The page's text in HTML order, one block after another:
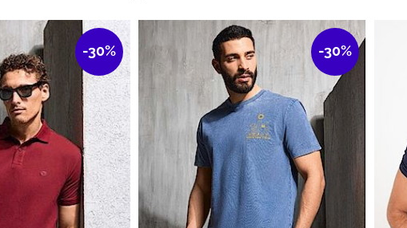
-30% -30%